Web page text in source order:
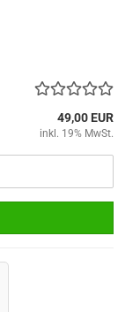
49,00 EUR
inkl. 19% MwSt.